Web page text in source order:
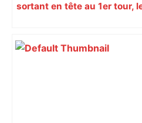
sortant en tête au 1er tour,